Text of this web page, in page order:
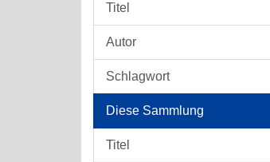
Titel
Autor
Schlagwort
Diese Sammlung
Titel